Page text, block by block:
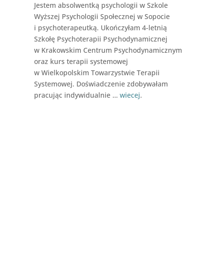
Jestem absolwentką psychologii w Szkole
Wyższej Psychologii Społecznej w Sopocie
i psychoterapeutką. Ukończyłam 4-letnią
Szkołę Psychoterapii Psychodynamicznej
w Krakowskim Centrum Psychodynamicznym
oraz kurs terapii systemowej
w Wielkopolskim Towarzystwie Terapii
Systemowej. Doświadczenie zdobywałam
pracując indywidualnie … wiecej.